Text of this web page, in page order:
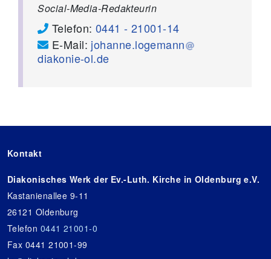
Social-Media-Redakteurin
Telefon: 0441 - 21001-14
E-Mail: johanne.logemann
diakonie-ol.de
Kontakt
Diakonisches Werk der Ev.-Luth. Kirche in Oldenburg e.V.
Kastanienallee 9-11
26121 Oldenburg
Telefon 0441 21001-0
Fax 0441 21001-99